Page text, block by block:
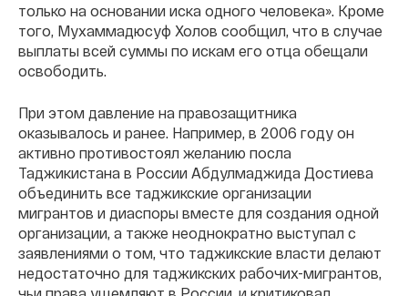
только на основании иска одного человека». Кроме
того, Мухаммадюсуф Холов сообщил, что в случае
выплаты всей суммы по искам его отца обещали
освободить.
При этом давление на правозащитника
оказывалось и ранее. Например, в 2006 году он
активно противостоял желанию посла
Таджикистана в России Абдулмаджида Достиева
объединить все таджикские организации
мигрантов и диаспоры вместе для создания одной
организации, а также неоднократно выступал с
заявлениями о том, что таджикские власти делают
недостаточно для таджикских рабочих-мигрантов,